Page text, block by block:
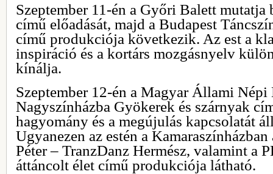
Szeptember 11-én a Győri Balett mutatja
című előadását, majd a Budapest
című produkciója következik. Az est a
inspiráció és a kortárs mozgásnyelv
kínálja.
Szeptember 12-én a Magyar Állami Népi
Nagyszínházba Gyökerek és szárnyak
hagyomány és a megújulás kapcsolatát
Ugyanezen az estén a
Péter – TranzDanz Hermész, valamint a
áttáncolt élet című produkciója látható.